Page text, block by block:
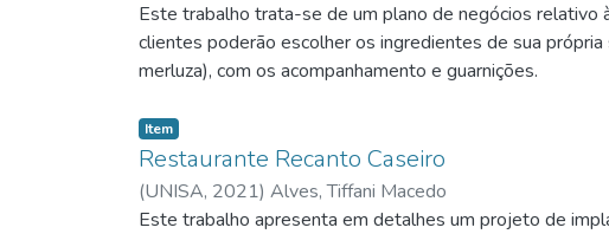
Este trabalho trata-se de um plano de negócios relativo
clientes poderão escolher os ingredientes de sua própria
merluza), com os acompanhamento e guarnições.
Item
Restaurante Recanto Caseiro
(UNISA, 2021) Alves, Tiffani Macedo
Este trabalho apresenta em detalhes um projeto de